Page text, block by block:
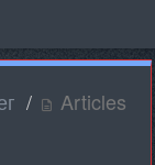
Articles